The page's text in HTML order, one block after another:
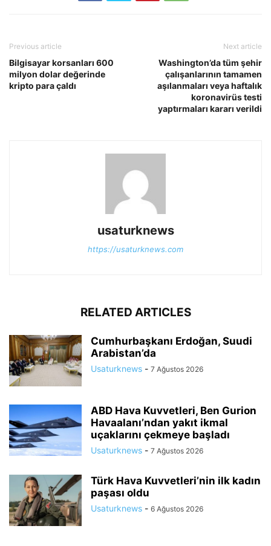
Previous article
Bilgisayar korsanları 600
milyon dolar değerinde
kripto para çaldı
Next article
Washington’da tüm şehir
çalışanlarının tamamen
aşılanmaları veya haftalık
koronavirüs testi
yaptırmaları kararı verildi
usaturknews
https://usaturknews.com
RELATED ARTICLES
Cumhurbaşkanı Erdoğan, Suudi
Arabistan’da
Usaturknews - 7 Ağustos 2026
ABD Hava Kuvvetleri, Ben Gurion
Havaalanı’ndan yakıt ikmal
uçaklarını çekmeye başladı
Usaturknews - 7 Ağustos 2026
Türk Hava Kuvvetleri’nin ilk kadın
paşası oldu
Usaturknews - 6 Ağustos 2026